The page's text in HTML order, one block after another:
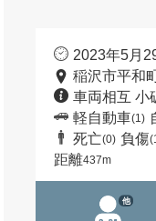
2023年5月
稲沢市平和
車両相互 小
軽自動車(1)
死亡(0) 負傷
距離437m
他